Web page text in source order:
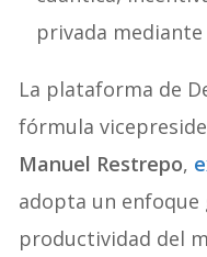
privada
La plataforma de
fórmula
Manuel Restrepo,
adopta un enfoque
productividad del